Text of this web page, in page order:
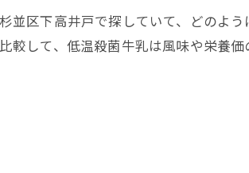
並区下高井戸で探していて、どのよ
較して、低温殺菌牛乳は風味や栄養